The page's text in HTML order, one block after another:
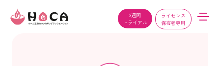
3週間
トライアル
ライセンス
保有者専用